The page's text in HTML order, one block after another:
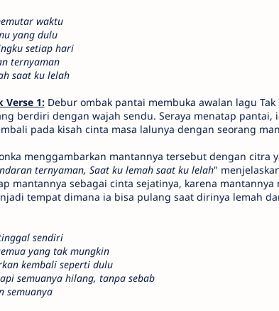
waktu
yang dulu
setiap hari
ternyaman
saat ku lelah
Verse 1:Debur ombak pantai membuka awalan lagu
berdiri dengan wajah sendu. Seraya menatap
pada kisah cinta masa lalunya dengan seorang
menggambarkan mantannya tersebut dengan citra
ternyaman, Saat ku lemah saat ku lelah"
mantannya sebagai cinta sejatinya, karena
tempat dimana ia bisa pulang saat dirinya lemah
sendiri
yang tak mungkin
kembali seperti dulu
semuanya hilang, tanpa sebab
semuanya